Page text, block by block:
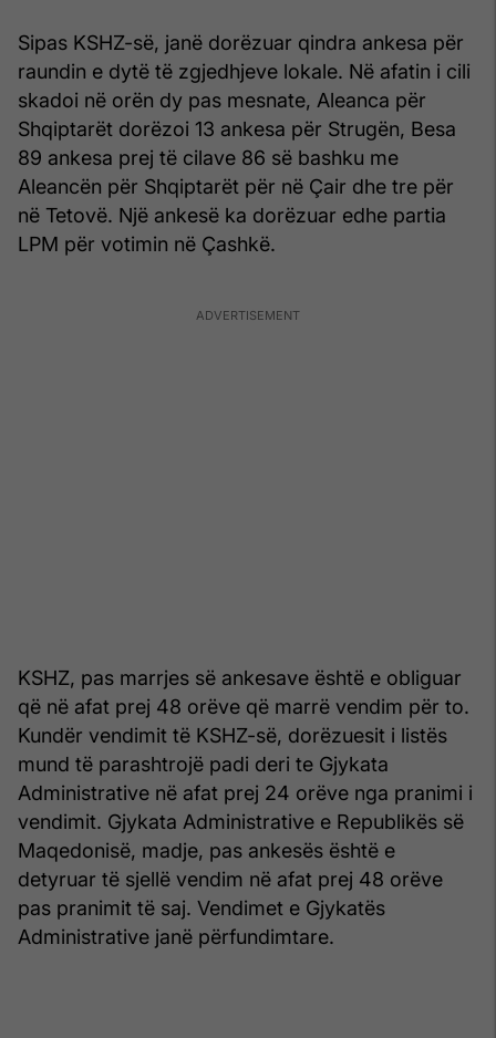
Sipas KSHZ-së, janë dorëzuar qindra ankesa për
raundin e dytë të zgjedhjeve lokale. Në afatin i cili
skadoi në orën dy pas mesnate, Aleanca për
Shqiptarët dorëzoi 13 ankesa për Strugën, Besa
89 ankesa prej të cilave 86 së bashku me
Aleancën për Shqiptarët për në Çair dhe tre për
në Tetovë. Një ankesë ka dorëzuar edhe partia
LPM për votimin në Çashkë.
KSHZ, pas marrjes së ankesave është e obliguar
që në afat prej 48 orëve që marrë vendim për to.
Kundër vendimit të KSHZ-së, dorëzuesit i listës
mund të parashtrojë padi deri te Gjykata
Administrative në afat prej 24 orëve nga pranimi i
vendimit. Gjykata Administrative e Republikës së
Maqedonisë, madje, pas ankesës është e
detyruar të sjellë vendim në afat prej 48 orëve
pas pranimit të saj. Vendimet e Gjykatës
Administrative janë përfundimtare.